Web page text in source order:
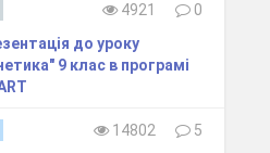
4921
0
до уроку
9 клас в програмі
14802
5